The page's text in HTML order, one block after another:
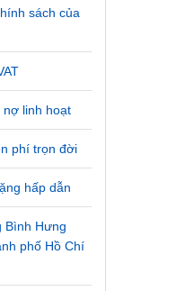
sách của
nợ linh hoạt
phí trọn đời
hấp dẫn
Bình Hưng
phố Hồ Chí